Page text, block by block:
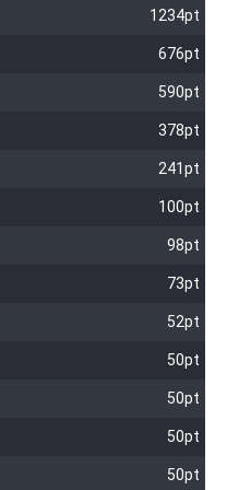
1234pt
676pt
590pt
378pt
241pt
100pt
98pt
73pt
52pt
50pt
50pt
50pt
50pt